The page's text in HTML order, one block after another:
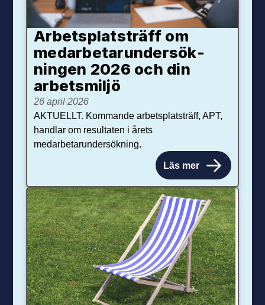
Arbetsplats­träff om
med­arbetar­under­sök­
ningen 2026 och din
arbets­miljö
26 april 2026
AKTUELLT. Kommande arbetsplatsträff, APT,
handlar om resultaten i årets
medarbetarundersökning.
Läs mer